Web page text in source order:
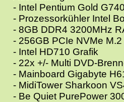
- Intel Pentium Gold
- Prozessorkühler Intel
- 8GB DDR4 3200MHz
- 256GB PCIe NVMe
- Intel HD710 Grafik
- 22x +/- Multi DVD-
- Mainboard Gigabyte
- MidiTower Sharkoon
- Be Quiet PurePower